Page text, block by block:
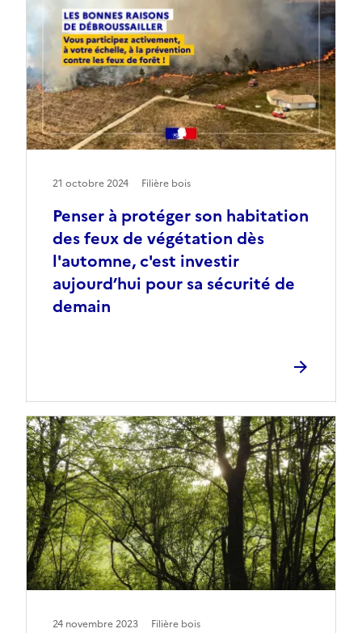
Penser à protéger son habitation
des feux de végétation dès
l'automne, c'est investir
aujourd’hui pour sa sécurité de
demain
21 octobre 2024 Filière bois
24 novembre 2023 Filière bois